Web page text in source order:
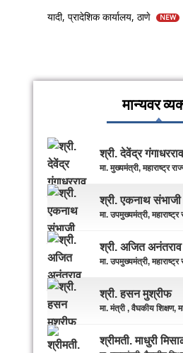
यादी, प्रादेशिक कार्यालय, ठाणे
NEW
मान्यवर
श्री. देवेंद्र
मा. मुख्यमंत्री, महाराष्ट्र
श्री. एकनाथ संभाजी
मा. उपमुख्यमंत्री, महाराष्ट्र
श्री. अजित अनंतराव
मा. उपमुख्यमंत्री, महाराष्ट्र
श्री. हसन मुश्रीफ
मा. मंत्री , वैघकीय शिक्षण,
श्रीमती. माधुरी